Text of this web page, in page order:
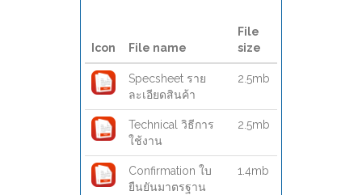
Icon File name
File
size
Specsheet ราย
ละเอียดสินค้า
2.5mb
Technical วิธีการ
ใช้งาน
2.5mb
Confirmation ใบ
ยืนยันมาตรฐาน
1.4mb